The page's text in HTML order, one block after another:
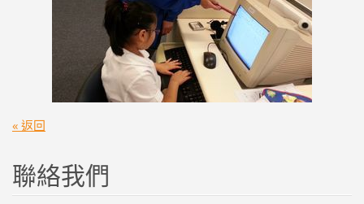
« 返回
聯絡我們